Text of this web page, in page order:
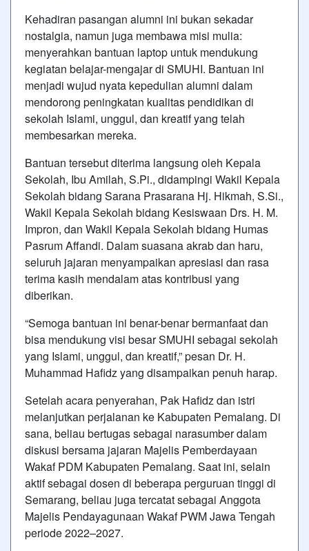
Kehadiran pasangan alumni ini bukan sekadar
nostalgia, namun juga membawa misi mulia:
menyerahkan bantuan laptop untuk mendukung
kegiatan belajar-mengajar di SMUHI. Bantuan ini
menjadi wujud nyata kepedulian alumni dalam
mendorong peningkatan kualitas pendidikan di
sekolah Islami, unggul, dan kreatif yang telah
membesarkan mereka.
Bantuan tersebut diterima langsung oleh Kepala
Sekolah, Ibu Amilah, S.Pi., didampingi Wakil Kepala
Sekolah bidang Sarana Prasarana Hj. Hikmah, S.Si.,
Wakil Kepala Sekolah bidang Kesiswaan Drs. H. M.
Impron, dan Wakil Kepala Sekolah bidang Humas
Pasrum Affandi. Dalam suasana akrab dan haru,
seluruh jajaran menyampaikan apresiasi dan rasa
terima kasih mendalam atas kontribusi yang
diberikan.
“Semoga bantuan ini benar-benar bermanfaat dan
bisa mendukung visi besar SMUHI sebagai sekolah
yang Islami, unggul, dan kreatif,” pesan Dr. H.
Muhammad Hafidz yang disampaikan penuh harap.
Setelah acara penyerahan, Pak Hafidz dan istri
melanjutkan perjalanan ke Kabupaten Pemalang. Di
sana, beliau bertugas sebagai narasumber dalam
diskusi bersama jajaran Majelis Pemberdayaan
Wakaf PDM Kabupaten Pemalang. Saat ini, selain
aktif sebagai dosen di beberapa perguruan tinggi di
Semarang, beliau juga tercatat sebagai Anggota
Majelis Pendayagunaan Wakaf PWM Jawa Tengah
periode 2022–2027.